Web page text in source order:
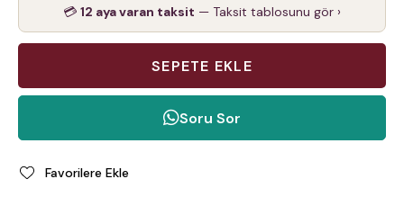
💳 12 aya varan taksit — Taksit tablosunu gör ›
Soru Sor
Favorilere Ekle